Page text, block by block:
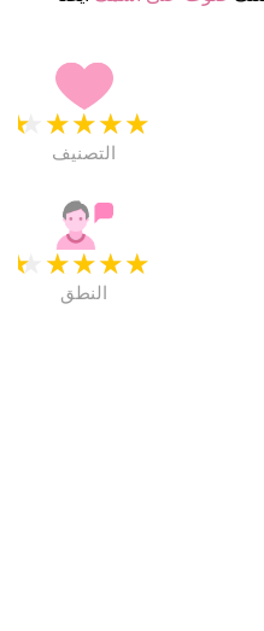
★
★
★
★
★
التصنيف
★
★
★
★
★
النطق